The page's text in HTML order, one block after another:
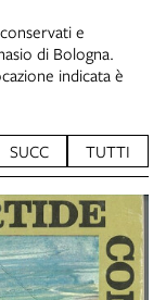
e
di Bologna.
indicata è
SUCC TUTTI